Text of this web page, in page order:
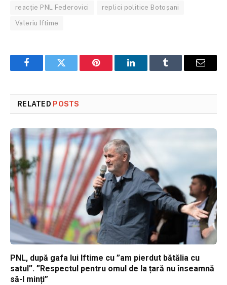
reacție PNL Federovici replici politice Botoșani
Valeriu Iftime
FacebookTwitter Pinterest LinkedInTumblr Email
RELATED POSTS
PNL, după gafa lui Iftime cu ”am pierdut bătălia cu
satul”. ”Respectul pentru omul de la țară nu înseamnă
să-l minți”